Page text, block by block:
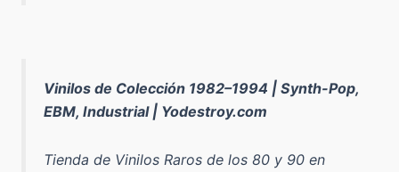
Vinilos de Colección 1982–1994 | Synth-Pop,
EBM, Industrial | Yodestroy.com
Tienda de Vinilos Raros de los 80 y 90 en